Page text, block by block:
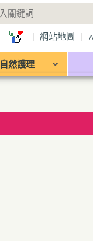
| 網站地圖 | A
自然護理